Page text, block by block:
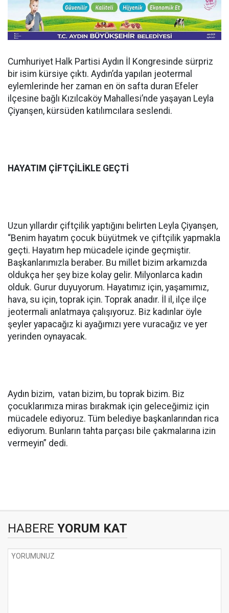
Cumhuriyet Halk Partisi Aydın İl Kongresinde sürpriz
bir isim kürsiye çıktı. Aydın’da yapılan jeotermal
eylemlerinde her zaman en ön safta duran Efeler
ilçesine bağlı Kızılcaköy Mahallesi’nde yaşayan Leyla
Çiyanşen, kürsüden katılımcılara seslendi.
HAYATIM ÇİFTÇİLİKLE GEÇTİ
Uzun yıllardır çiftçilik yaptığını belirten Leyla Çiyanşen,
“Benim hayatım çocuk büyütmek ve çiftçilik yapmakla
geçti. Hayatım hep mücadele içinde geçmiştir.
Başkanlarımızla beraber. Bu millet bizim arkamızda
oldukça her şey bize kolay gelir. Milyonlarca kadın
olduk. Gurur duyuyorum. Hayatımız için, yaşamımız,
hava, su için, toprak için. Toprak anadır. İl il, ilçe ilçe
jeotermali anlatmaya çalışıyoruz. Biz kadınlar öyle
şeyler yapacağız ki ayağımızı yere vuracağız ve yer
yerinden oynayacak.
Aydın bizim, vatan bizim, bu toprak bizim. Biz
çocuklarımıza miras bırakmak için geleceğimiz için
mücadele ediyoruz. Tüm belediye başkanlarından rica
ediyorum. Bunların tahta parçası bile çakmalarına izin
vermeyin” dedi.
HABERE YORUM KAT